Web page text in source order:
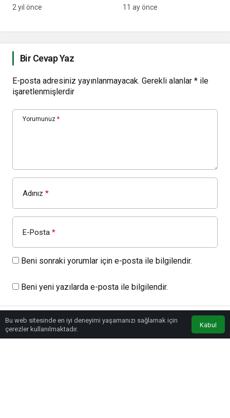
Eriş’ten “Yumruk”
2 yıl önce
yollar ayrıldı!
11 ay önce
Bir Cevap Yaz
E-posta adresiniz yayınlanmayacak. Gerekli alanlar * ile
işaretlenmişlerdir
Yorumunuz *
Adınız *
E-Posta *
Beni sonraki yorumlar için e-posta ile bilgilendir.
Beni yeni yazılarda e-posta ile bilgilendir.
YORUM GÖNDER GIRIŞ YAP
Bu web sitesinde en iyi deneyimi yaşamanızı sağlamak için
çerezler kullanılmaktadır.
Kabul